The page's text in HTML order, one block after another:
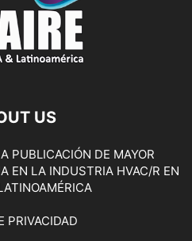
US
PUBLICACIÓN DE MAYOR
EN LA INDUSTRIA HVAC/R EN
PRIVACIDAD